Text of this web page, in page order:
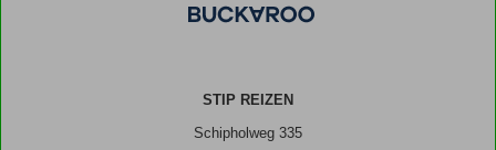
STIP REIZEN
Schipholweg 335